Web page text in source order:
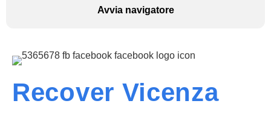
Avvia navigatore
Recover Vicenza